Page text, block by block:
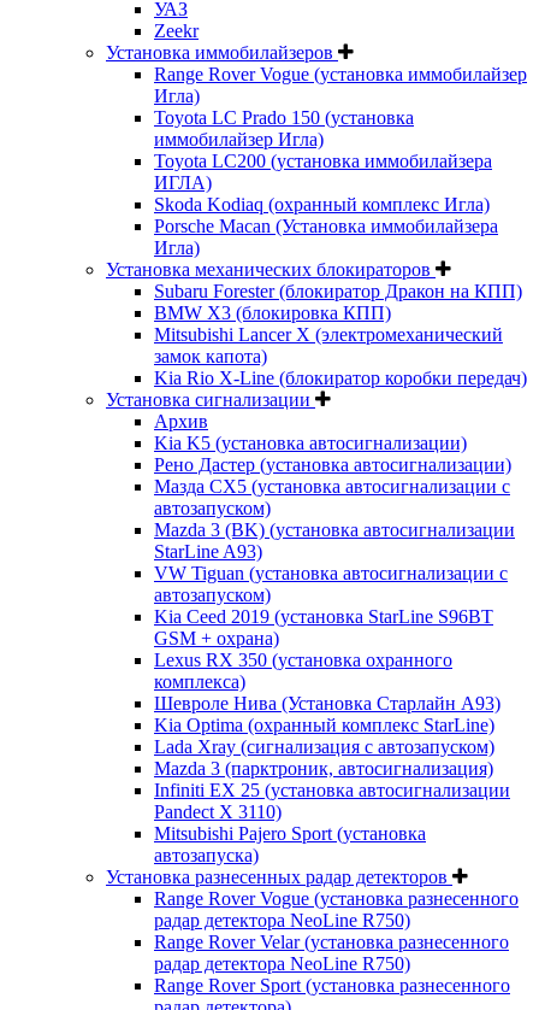
УАЗ
Zeekr
Установка иммобилайзеров
Range Rover Vogue (установка иммобилайзер
Игла)
Toyota LC Prado 150 (установка
иммобилайзер Игла)
Toyota LC200 (установка иммобилайзера
ИГЛА)
Skoda Kodiaq (охранный комплекс Игла)
Porsche Macan (Установка иммобилайзера
Игла)
Установка механических блокираторов
Subaru Forester (блокиратор Дракон на КПП)
BMW X3 (блокировка КПП)
Mitsubishi Lancer X (электромеханический
замок капота)
Kia Rio X-Line (блокиратор коробки передач)
Установка сигнализации
Архив
Kia K5 (установка автосигнализации)
Рено Дастер (установка автосигнализации)
Мазда CХ5 (установка автосигнализации с
автозапуском)
Mazda 3 (BK) (установка автосигнализации
StarLine A93)
VW Tiguan (установка автосигнализации с
автозапуском)
Kia Ceed 2019 (установка StarLine S96BT
GSM + охрана)
Lexus RX 350 (установка охранного
комплекса)
Шевроле Нива (Установка Старлайн А93)
Kia Optima (охранный комплекс StarLine)
Lada Xray (сигнализация с автозапуском)
Mazda 3 (парктроник, автосигнализация)
Infiniti EX 25 (установка автосигнализации
Pandect X 3110)
Mitsubishi Pajero Sport (установка
автозапуска)
Установка разнесенных радар детекторов
Range Rover Vogue (установка разнесенного
радар детектора NeoLine R750)
Range Rover Velar (установка разнесенного
радар детектора NeoLine R750)
Range Rover Sport (установка разнесенного